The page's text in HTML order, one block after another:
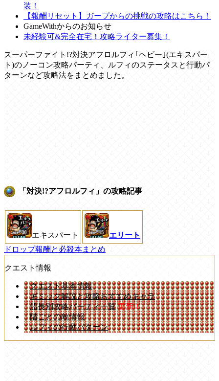
装！
【報酬リセット】ガープからの挑戦の攻略はこちら！
GameWithからのお知らせ
未経験可&完全在宅！攻略ライター募集！
スーパーファイト!?対決アフロルフィ｢ヘビー｣(エキスパー
ト)のノーコン攻略パーティ、ルフィのステータスと行動パ
ターンなど攻略法をまとめました。
「対決!?アフロルフィ」の攻略記事
エキスパート
エリート
ドロップ報酬と必殺本まとめ
クエスト情報
クエスト基本情報
ギミック解説と攻略おすすめキャラ
船長別攻略パーティ一覧更新!!
階ごとの敵情報
ルフィの行動パターン